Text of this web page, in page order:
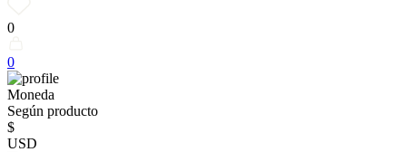
0
0
Moneda
Según producto
$
USD